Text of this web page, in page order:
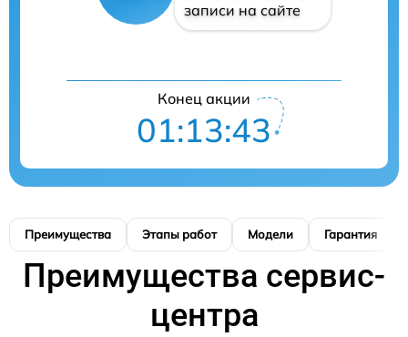
записи на сайте
Конец акции
01:13:42
Преимущества Этапы работ Модели Гарантия
Преимущества сервис-
центра